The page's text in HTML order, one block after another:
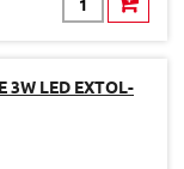
3W LED EXTOL-